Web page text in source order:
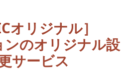
オリジナル］
ンのオリジナル設
サービス